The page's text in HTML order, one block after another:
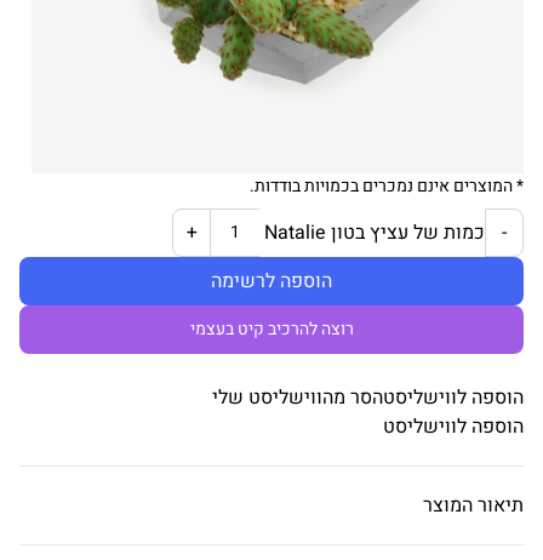
* המוצרים אינם נמכרים בכמויות בודדות.
כמות של עציץ בטון Natalie
הוספה לרשימה
רוצה להרכיב קיט בעצמי
הוספה לווישליסטהסר מהווישליסט שלי
הוספה לווישליסט
תיאור המוצר